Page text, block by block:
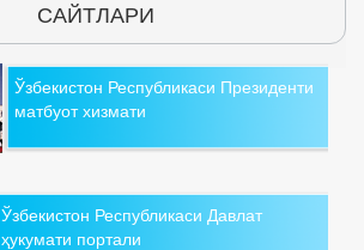
САЙТЛАРИ
Ўзбекистон Республикаси Президенти
матбуот хизмати
Ўзбекистон Республикаси Давлат
ҳукумати портали